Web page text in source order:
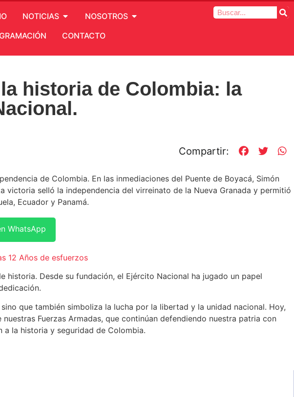
NOTICIAS
NOSOTROS
CONTACTO
historia de Colombia: la
Compartir:
de Colombia. En las inmediaciones del Puente de Boyacá, Simón
selló la independencia del virreinato de la Nueva Granada y permitió
Ecuador y Panamá.
WhatsApp
12 Años de esfuerzos
historia. Desde su fundación, el Ejército Nacional ha jugado un papel
que también simboliza la lucha por la libertad y la unidad nacional. Hoy,
Fuerzas Armadas, que continúan defendiendo nuestra patria con
a la historia y seguridad de Colombia.